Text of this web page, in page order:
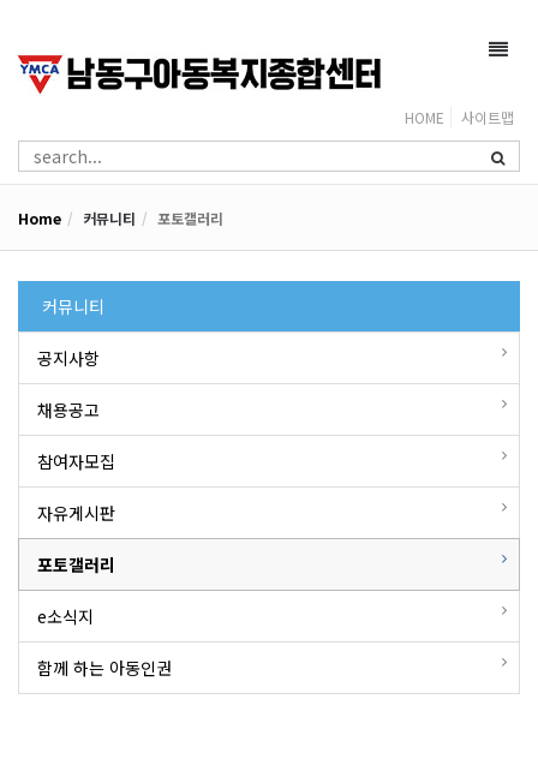
HOME 사이트맵
Home 커뮤니티 포토갤러리
커뮤니티
공지사항
채용공고
참여자모집
자유게시판
포토갤러리
e소식지
함께 하는 아동인권